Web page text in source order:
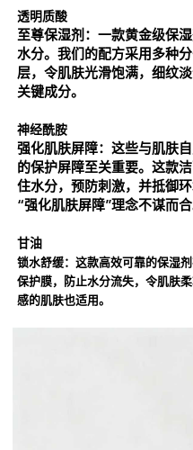
透明质酸
至尊保湿剂：一款黄金级保
水分。我们的配方采用多种
层，令肌肤光滑饱满，细纹
关键成分。
神经酰胺
强化肌肤屏障：这些与肌肤
的保护屏障至关重要。这款
住水分，预防刺激，并抵御
“强化肌肤屏障”理念不谋而合
甘油
锁水舒缓：这款高效可靠的保湿
保护膜，防止水分流失，令肌肤
感的肌肤也适用。